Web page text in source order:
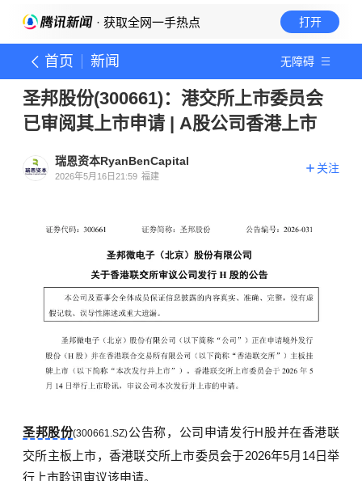
· 获取全网一手热点 打开
首页 新闻 无障碍
圣邦股份(300661)：港交所上市委员会
已审阅其上市申请 | A股公司香港上市
瑞恩资本RyanBenCapital
2026年5月16日21:59 福建
关注
圣邦股份(300661.SZ)公告称，公司申请发行H股并在香港联
交所主板上市，香港联交所上市委员会于2026年5月 14日举
行上市聆讯审议该申请。